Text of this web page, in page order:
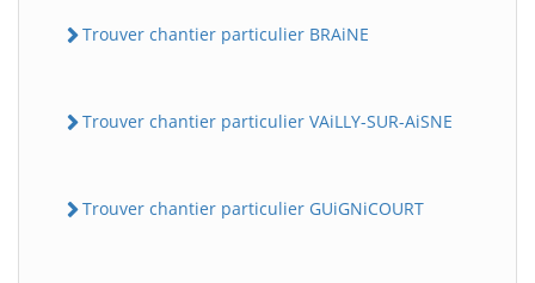
Trouver chantier particulier BRAiNE
Trouver chantier particulier VAiLLY-SUR-AiSNE
Trouver chantier particulier GUiGNiCOURT